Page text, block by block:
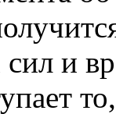
сил и